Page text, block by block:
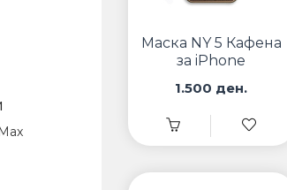
Маска NY 5 Кафена
за iPhone
1.500 ден.